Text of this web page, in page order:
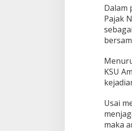
Dalam
Pajak
KSU
Usai
maka